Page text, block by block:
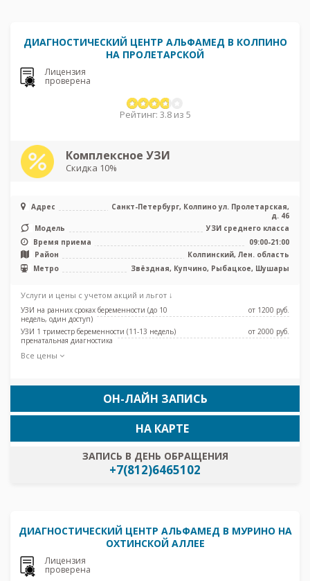
ДИАГНОСТИЧЕСКИЙ ЦЕНТР АЛЬФАМЕД В КОЛПИНО
НА ПРОЛЕТАРСКОЙ
Лицензия
проверена
Рейтинг: 3.8 из 5
Комплексное УЗИ
Скидка 10%
Адрес
Санкт-Петербург, Колпино ул. Пролетарская,
д. 46
Модель
УЗИ среднего класса
Время приема
09:00-21:00
Район
Колпинский, Лен. область
Метро
Звёздная, Купчино, Рыбацкое, Шушары
Услуги и цены с учетом акций и льгот ↓
УЗИ на ранних сроках беременности (до 10
недель, один доступ)
от 1200 pуб.
УЗИ 1 триместр беременности (11-13 недель)
пренатальная диагностика
от 2000 pуб.
Все цены
ОН-ЛАЙН ЗАПИСЬ
ЗАПИСЬ В ДЕНЬ ОБРАЩЕНИЯ
+7(812)6465102
НА КАРТЕ
ДИАГНОСТИЧЕСКИЙ ЦЕНТР АЛЬФАМЕД В МУРИНО НА
ОХТИНСКОЙ АЛЛЕЕ
Лицензия
проверена